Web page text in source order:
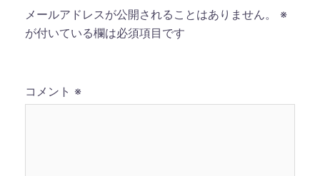
メールアドレスが公開されることはありません。
※
が付いている欄は必須項目です
コメント ※